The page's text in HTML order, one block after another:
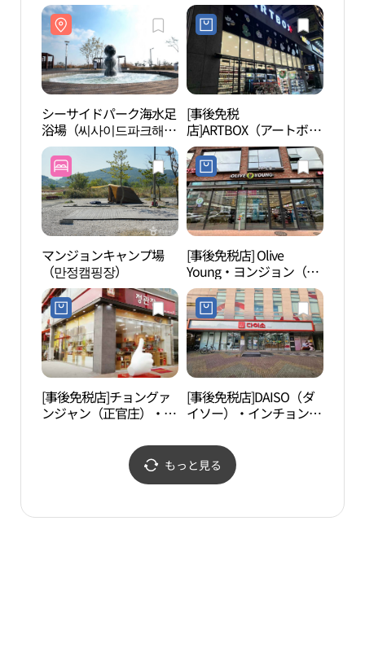
宗）ハヌルダルビッロ店
(올리브영 영종하늘달빛
로점)
シーサイドパーク海水足
浴場（씨사이드파크해수
족욕장）
[事後免税
店]ARTBOX（アートボッ
クス）・ヨンジョン（永
宗）ハヌル都市店(아트
박스 영종하늘도시점)
マンジョンキャンプ場
（만정캠핑장）
[事後免税店] Olive
Young・ヨンジョン（永
宗）ハヌルドシ店(올리
브영 영종하늘도시점)
[事後免税店]チョングァ
ンジャン（正官庄）・チ
(정관장 중산본점)
[事後免税店]DAISO（ダ
イソー）・インチョンウ
店(다이소 인천운서동점)
もっと見る